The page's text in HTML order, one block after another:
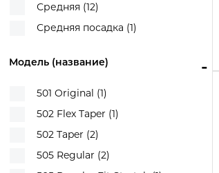
Средняя (12)
Средняя посадка (1)
-
Модель (название)
501 Original (1)
502 Flex Taper (1)
502 Taper (2)
505 Regular (2)